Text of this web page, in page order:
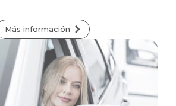
Más información